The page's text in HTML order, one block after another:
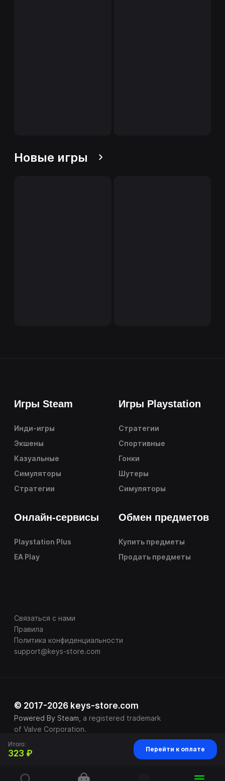
Итого:
323 ₽ Перейти к оплате
Новые игры
Игры Steam
Инди-игры
Экшены
Казуальные
Симуляторы
Стратегии
Игры Playstation
Стратегии
Спортивные
Гонки
Шутеры
Симуляторы
Онлайн-сервисы
Playstation Plus
EA Play
Обмен предметов
Купить предметы
Продать предметы
Связаться с нами
Правила
Политика конфиденциальности
support@keys-store.com
© 2017-2026 keys-store.com
Powered By Steam , a registered trademark
of Valve Corporation.